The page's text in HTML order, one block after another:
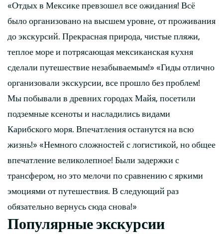
«Отдых в Мексике превзошел все ожидания! Всё
было организовано на высшем уровне, от проживания
до экскурсий. Прекрасная природа, чистые пляжи,
теплое море и потрясающая мексиканская кухня
сделали путешествие незабываемым!» «Гиды отлично
организовали экскурсии, все прошло без проблем!
Мы побывали в древних городах Майя, посетили
подземные ксеноты и насладились видами
Карибского моря. Впечатления останутся на всю
жизнь!» «Немного сложностей с логистикой, но общее
впечатление великолепное! Были задержки с
трансфером, но это мелочи по сравнению с яркими
эмоциями от путешествия. В следующий раз
обязательно вернусь сюда снова!»
Популярные экскурсии